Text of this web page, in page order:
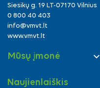
Siesikų g. 19 LT-07170 Vilnius
0 800 40 403
info@vmvt.lt
www.vmvt.lt
Mūsų įmonė 
Naujienlaiškis